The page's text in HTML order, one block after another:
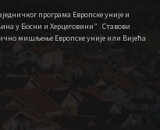
програма Европске уније и
у Босни и Херцеговини” . Ставови
мишљење Европске уније или Вијећа